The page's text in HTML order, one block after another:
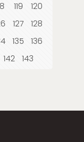
119
120
127
128
135
136
142
143